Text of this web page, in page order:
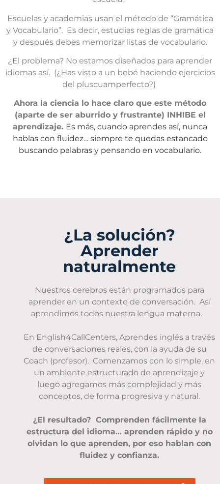
Escuelas y academias usan el método de “Gramática
y Vocabulario”. Es decir, estudias reglas de gramática
y después debes memorizar listas de vocabulario.
¿El problema? No estamos diseñados para aprender
idiomas así. (¿Has visto a un bebé haciendo ejercicios
del pluscuamperfecto?)
Ahora la ciencia lo hace claro que este método
(aparte de ser aburrido y frustrante) INHIBE el
aprendizaje. Es más, cuando aprendes así, nunca
hablas con fluidez… siempre te quedas estancado
buscando palabras y pensando en vocabulario.
¿La solución?
Aprender
naturalmente
Nuestros cerebros están programados para
aprender en un contexto de conversación. Así
aprendimos todos nuestra lengua materna.
En English4CallCenters, Aprendes inglés a través
de conversaciones reales, con la ayuda de su
Coach (profesor). Comenzamos con lo simple, en
un ambiente estructurado de aprendizaje y
luego agregamos más complejidad y más
conceptos, de forma progresiva y natural.
¿El resultado? Comprenden fácilmente la
estructura del idioma… aprenden rápido y no
olvidan lo que aprenden, por eso hablan con
fluidez y confianza.